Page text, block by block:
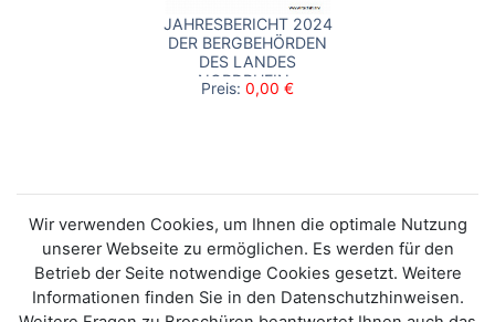
JAHRESBERICHT 2024
DER BERGBEHÖRDEN
DES LANDES
NORDRHEIN-
WESTFALEN
Preis: 0,00 €
Wir verwenden Cookies, um Ihnen die optimale Nutzung
unserer Webseite zu ermöglichen. Es werden für den
Betrieb der Seite notwendige Cookies gesetzt. Weitere
Informationen finden Sie in den Datenschutzhinweisen.